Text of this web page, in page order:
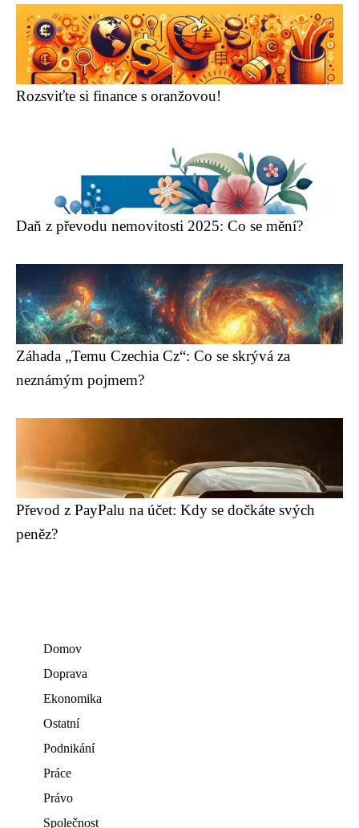
Rozsviťte si finance s oranžovou!
Daň z převodu nemovitosti 2025: Co se mění?
Záhada „Temu Czechia Cz“: Co se skrývá za
neznámým pojmem?
Převod z PayPalu na účet: Kdy se dočkáte svých
peněz?
Domov
Doprava
Ekonomika
Ostatní
Podnikání
Práce
Právo
Společnost